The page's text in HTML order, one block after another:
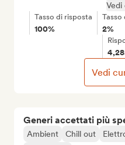
Generi accettati più
Ambient Chill out
Vedi
Tasso di risposta
100%
Tasso
2%
Vedi